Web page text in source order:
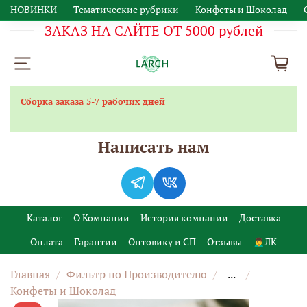
НОВИНКИ Тематические рубрики Конфеты и Шоколад
ЗАКАЗ НА САЙТЕ ОТ 5000 рублей
Каталог О Компании История компании
Доставка
Оплата
Гарантии Оптовику и СП Отзывы 🙍‍♂️ЛК
Главная Фильтр по Производителю
...
Конфеты и Шоколад
Сборка заказа 5-7 рабочих дней
Написать нам